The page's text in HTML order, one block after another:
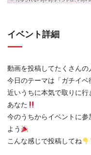
イベント詳細
動画を投稿してたくさんの
今日のテーマは「ガチイベ
近いうちに本気で取りに
あなた
今のうちからイベントに
よう
こんな感じで投稿してね